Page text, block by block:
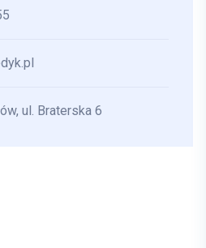
ul. Braterska 6